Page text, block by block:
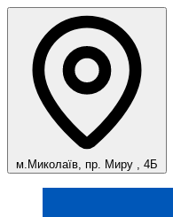
м.Миколаїв, пр. Миру , 4Б